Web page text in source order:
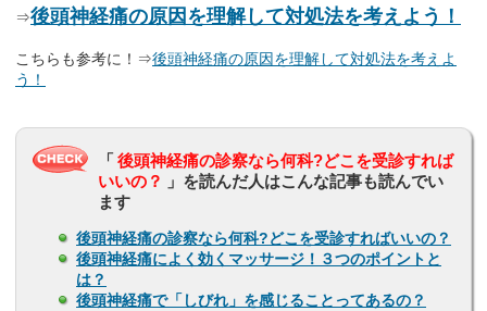
⇒後頭神経痛の原因を理解して対処法を考えよう！
こちらも参考に！⇒後頭神経痛の原因を理解して対処法を考えよ
う！
「 後頭神経痛の診察なら何科?どこを受診すれば
いいの？
」を読んだ人はこんな記事も読んでい
ます
後頭神経痛の診察なら何科?どこを受診すればいいの？
後頭神経痛によく効くマッサージ！３つのポイントと
は？
後頭神経痛で「しびれ」を感じることってあるの？